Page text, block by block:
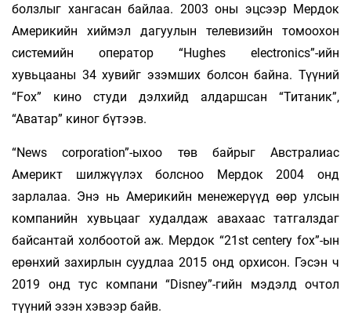
болзлыг хангасан байлаа. 2003 оны эцсээр Мердок
Америкийн хиймэл дагуулын телевизийн томоохон
системийн оператор “Hughes еlectronics”-ийн
хувьцааны 34 хувийг эзэмших болсон байна. Түүний
“Fox” кино студи дэлхийд алдаршсан “Титаник”,
“Аватар” киног бүтээв.
“News сorporation”-ыхоо төв байрыг Австралиас
Америкт шилжүүлэх болсноо Мердок 2004 онд
зарлалаа. Энэ нь Америкийн менежерүүд өөр улсын
компанийн хувьцааг худалдаж авахаас татгалздаг
байсантай холбоотой аж. Мердок “21st сentery fox”-ын
ерөнхий захирлын суудлаа 2015 онд орхисон. Гэсэн ч
2019 онд тус компани “Disney”-гийн мэдэлд очтол
түүний эзэн хэвээр байв.